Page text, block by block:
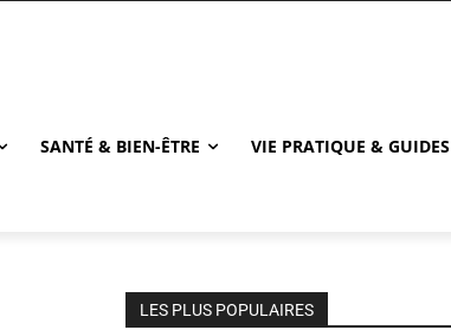
SANTÉ & BIEN-ÊTRE VIE PRATIQUE & GUIDES
LES PLUS POPULAIRES